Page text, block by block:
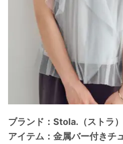
ブランド：Stola.（ストラ）
アイテム：金属バー付きチ